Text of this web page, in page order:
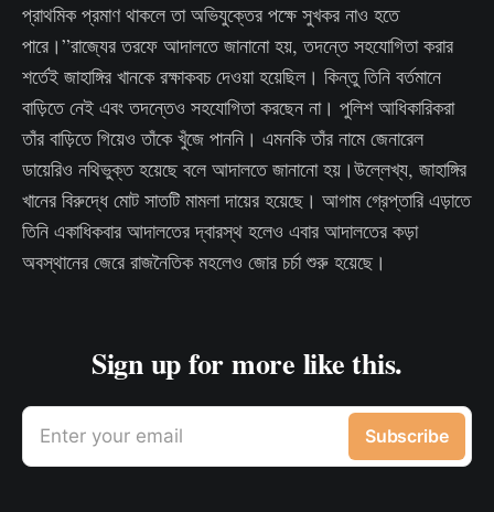
প্রাথমিক প্রমাণ থাকলে তা অভিযুক্তের পক্ষে সুখকর নাও হতে
পারে।”রাজ্যের তরফে আদালতে জানানো হয়, তদন্তে সহযোগিতা করার
শর্তেই জাহাঙ্গির খানকে রক্ষাকবচ দেওয়া হয়েছিল। কিন্তু তিনি বর্তমানে
বাড়িতে নেই এবং তদন্তেও সহযোগিতা করছেন না। পুলিশ আধিকারিকরা
তাঁর বাড়িতে গিয়েও তাঁকে খুঁজে পাননি। এমনকি তাঁর নামে জেনারেল
ডায়েরিও নথিভুক্ত হয়েছে বলে আদালতে জানানো হয়।উল্লেখ্য, জাহাঙ্গির
খানের বিরুদ্ধে মোট সাতটি মামলা দায়ের হয়েছে। আগাম গ্রেপ্তারি এড়াতে
তিনি একাধিকবার আদালতের দ্বারস্থ হলেও এবার আদালতের কড়া
অবস্থানের জেরে রাজনৈতিক মহলেও জোর চর্চা শুরু হয়েছে।
Sign up for more like this.
Enter your email Subscribe